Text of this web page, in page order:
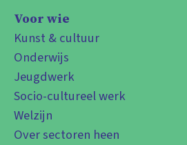
Voor wie
Kunst & cultuur
Onderwijs
Jeugdwerk
Socio-cultureel werk
Welzijn
Over sectoren heen